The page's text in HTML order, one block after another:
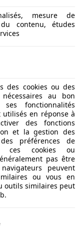
2019) son
10 000 €. Pour les
batterie de 52
000 €.
électriques, la
totale de toute
En Wallonie et
bénéficient d’un
à 61,50 €. La
possible à
plus.
voie et le même
à des
cours des 3
Elle avait l'air
changé de visage,
solide, l'avant
il y a pire sur
mesure de
contenu, études
des cookies ou des
au bon
fonctionnalités
en réponse à
des fonctions
et la gestion des
préférences de
ces cookies ou
pas être
peuvent
ou vous en
outils similaires peut